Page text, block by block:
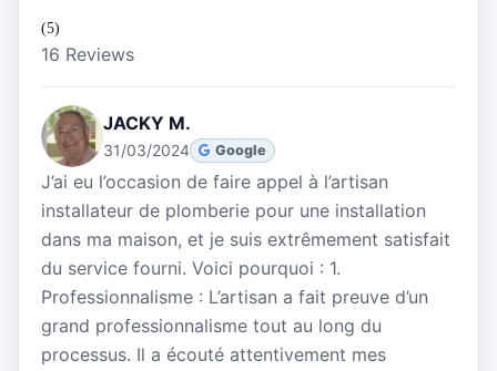
(5)
16 Reviews
JACKY M.
31/03/2024 Google
J’ai eu l’occasion de faire appel à l’artisan
installateur de plomberie pour une installation
dans ma maison, et je suis extrêmement satisfait
du service fourni. Voici pourquoi : 1.
Professionnalisme : L’artisan a fait preuve d’un
grand professionnalisme tout au long du
processus. Il a écouté attentivement mes